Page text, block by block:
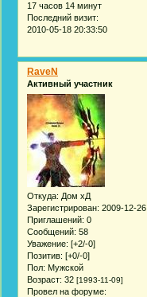
17 часов 14 минут
Последний визит:
2010-05-18 20:33:50
RaveN
Активный участник
Откуда: Дом хД
Зарегистрирован: 2009-12-26
Приглашений: 0
Сообщений: 58
Уважение: [+2/-0]
Позитив: [+0/-0]
Пол: Мужской
Возраст: 32 [1993-11-09]
Провел на форуме: